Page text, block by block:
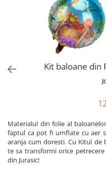
Vaze din sticla
Vase din ceramica
Mobilier urban
Scaune
Buchete artificiale
Bujor
Lavanda
Minirosa
Ranunculus
Trandafir
Kit-uri Baloane
Rafii, clipsuri,pompe
Accesorii petrecere
Ochelari party
Lumanari si accesorii tort
Panou decorativ
Pompoane
Rozete
Kit baloane din
Materialul din folie al
faptul ca pot fi umflate cu aer
aranja cum doresti. Cu Kitul de
te sa transformi orice
din Jurasic!